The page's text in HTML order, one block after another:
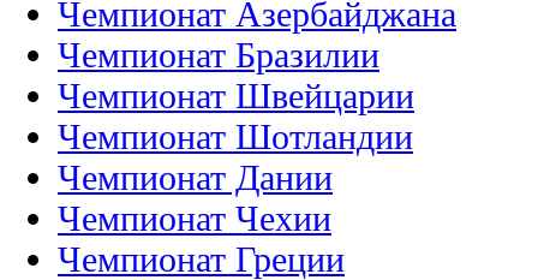
Чемпионат Азербайджана
Чемпионат Бразилии
Чемпионат Швейцарии
Чемпионат Шотландии
Чемпионат Дании
Чемпионат Чехии
Чемпионат Греции